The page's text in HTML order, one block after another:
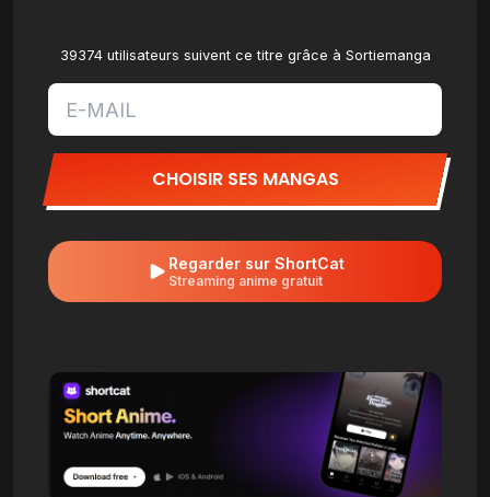
39374 utilisateurs suivent ce titre grâce à Sortiemanga
CHOISIR SES MANGAS
Regarder sur ShortCat
Streaming anime gratuit